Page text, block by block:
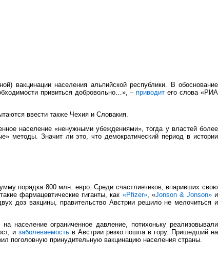
вакцинации населения альпийской республики. В обоснование
привиться добровольно…», –приводит его слова «РИА
ввести также Чехия и Словакия.
население «ненужными убеждениями», тогда у властей более
методы. Значит ли это, что демократический период в истории
порядка 800 млн. евро. Среди счастливчиков, впаривших свою
фармацевтические гиганты, как «Pfizer», «Jonson & Jonson»и
доз вакцины, правительство Австрии решило не мелочиться и
население ограниченное давление, потихоньку реализовывали
и заболеваемостьв Австрии резко пошла в гору. Пришедший на
поголовную принудительную вакцинацию населения страны.